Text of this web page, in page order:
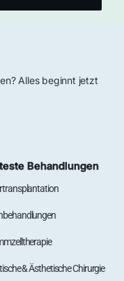
Alles beginnt jetzt
Behandlungen
& Ästhetische Chirurgie